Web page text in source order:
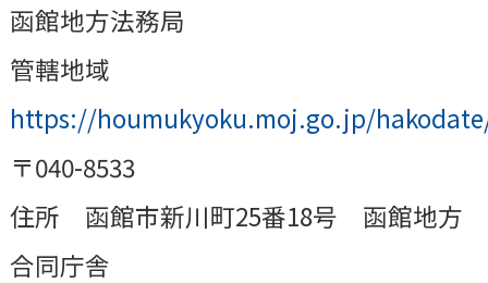
函館地方法務局
管轄地域
https://houmukyoku.moj.go.jp/
〒040-8533
住所 函館市新川町25番18号 函館地方
合同庁舎